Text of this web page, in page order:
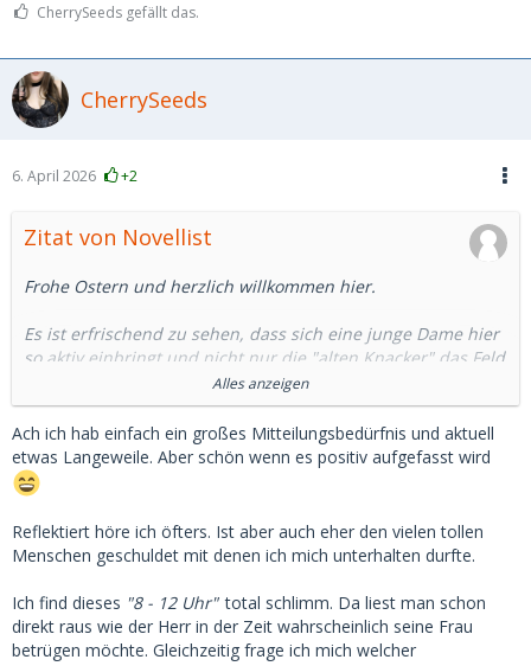
CherrySeeds gefällt das.
CherrySeeds
6. April 2026 +2
Zitat von Novellist
Frohe Ostern und herzlich willkommen hier.
Es ist erfrischend zu sehen, dass sich eine junge Dame hier
so aktiv einbringt und nicht nur die "alten Knacker" das Feld
Dein Schreibstil scheint mir reflektiert und humorvoll zu
sein. Und dein Einblick in die "8-12 Uhr Mentalität" trifft den
Nagel auf den Kopf - genau dieses Zwischenmenschliche ist
es ja, was ein echtes Arrangement von einer bloßen
Dienstleistung unterscheidet.
Schön, dass du trotz der seltsamen Geschichten den Humor
nicht verlierst.
Ich freue mich auf weitere Beiträge von dir.
Alles anzeigen
Ach ich hab einfach ein großes Mitteilungsbedürfnis und aktuell
etwas Langeweile. Aber schön wenn es positiv aufgefasst wird
Reflektiert höre ich öfters. Ist aber auch eher den vielen tollen
Menschen geschuldet mit denen ich mich unterhalten durfte.
Ich find dieses "8 - 12 Uhr" total schlimm. Da liest man schon
direkt raus wie der Herr in der Zeit wahrscheinlich seine Frau
betrügen möchte. Gleichzeitig frage ich mich welcher